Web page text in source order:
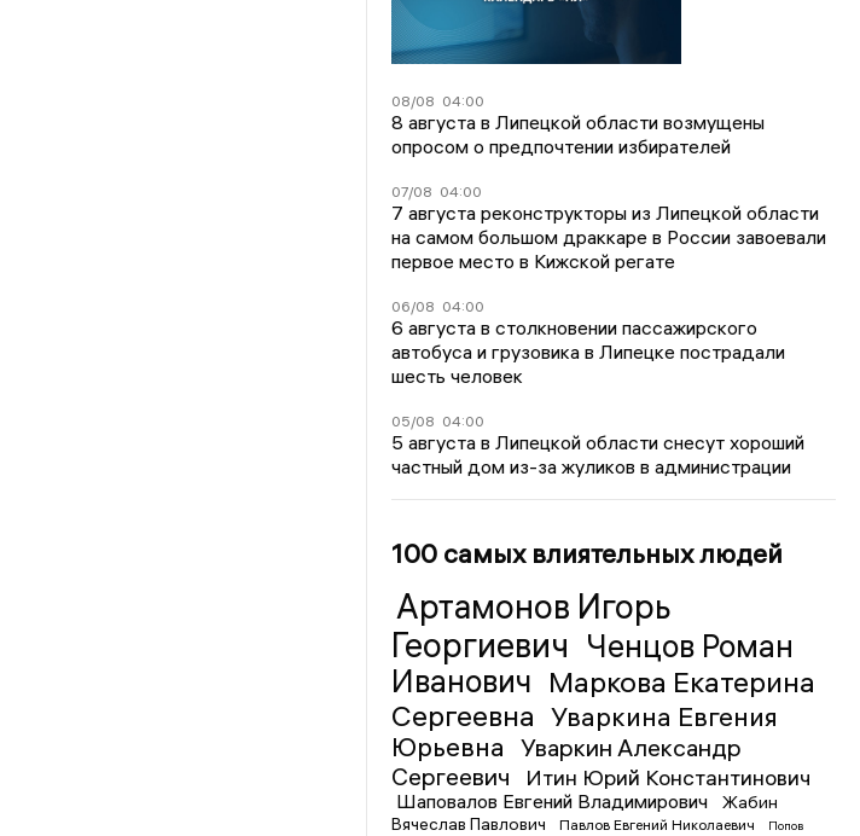
08/08 04:00
8 августа в Липецкой области возмущены
опросом о предпочтении избирателей
07/08 04:00
7 августа реконструкторы из Липецкой области
на самом большом драккаре в России завоевали
первое место в Кижской регате
06/08 04:00
6 августа в столкновении пассажирского
автобуса и грузовика в Липецке пострадали
шесть человек
05/08 04:00
5 августа в Липецкой области снесут хороший
частный дом из-за жуликов в администрации
100 самых влиятельных людей
Артамонов Игорь
Георгиевич Ченцов Роман
Иванович Маркова Екатерина
Сергеевна Уваркина Евгения
Юрьевна
Уваркин Александр
Сергеевич
Итин Юрий Константинович
Шаповалов Евгений Владимирович
Жабин
Вячеслав Павлович
Павлов Евгений Николаевич
Попов